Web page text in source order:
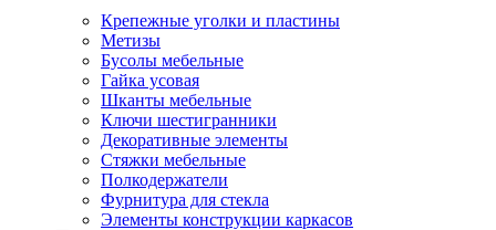
Крепежные уголки и пластины
Метизы
Бусолы мебельные
Гайка усовая
Шканты мебельные
Ключи шестигранники
Декоративные элементы
Стяжки мебельные
Полкодержатели
Фурнитура для стекла
Элементы конструкции каркасов